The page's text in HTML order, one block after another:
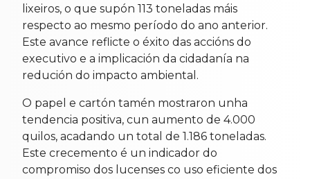
lixeiros, o que supón 113 toneladas máis
respecto ao mesmo período do ano anterior.
Este avance reflicte o éxito das accións do
executivo e a implicación da cidadanía na
redución do impacto ambiental.
O papel e cartón tamén mostraron unha
tendencia positiva, cun aumento de 4.000
quilos, acadando un total de 1.186 toneladas.
Este crecemento é un indicador do
compromiso dos lucenses co uso eficiente dos